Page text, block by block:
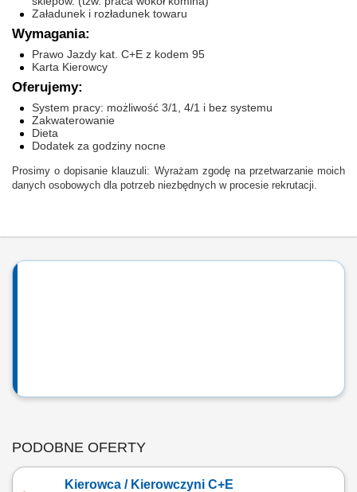
Załadunek i rozładunek towaru
Wymagania:
Prawo Jazdy kat. C+E z kodem 95
Karta Kierowcy
Oferujemy:
System pracy: możliwość 3/1, 4/1 i bez systemu
Zakwaterowanie
Dieta
Dodatek za godziny nocne
Prosimy o dopisanie klauzuli: Wyrażam zgodę na przetwarzanie moich
danych osobowych dla potrzeb niezbędnych w procesie rekrutacji.
PODOBNE OFERTY
Kierowca / Kierowczyni C+E